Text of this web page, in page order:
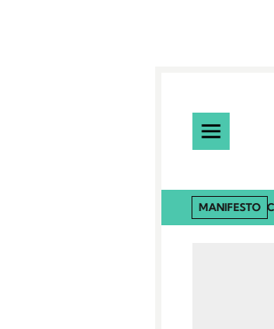
MANIFESTO